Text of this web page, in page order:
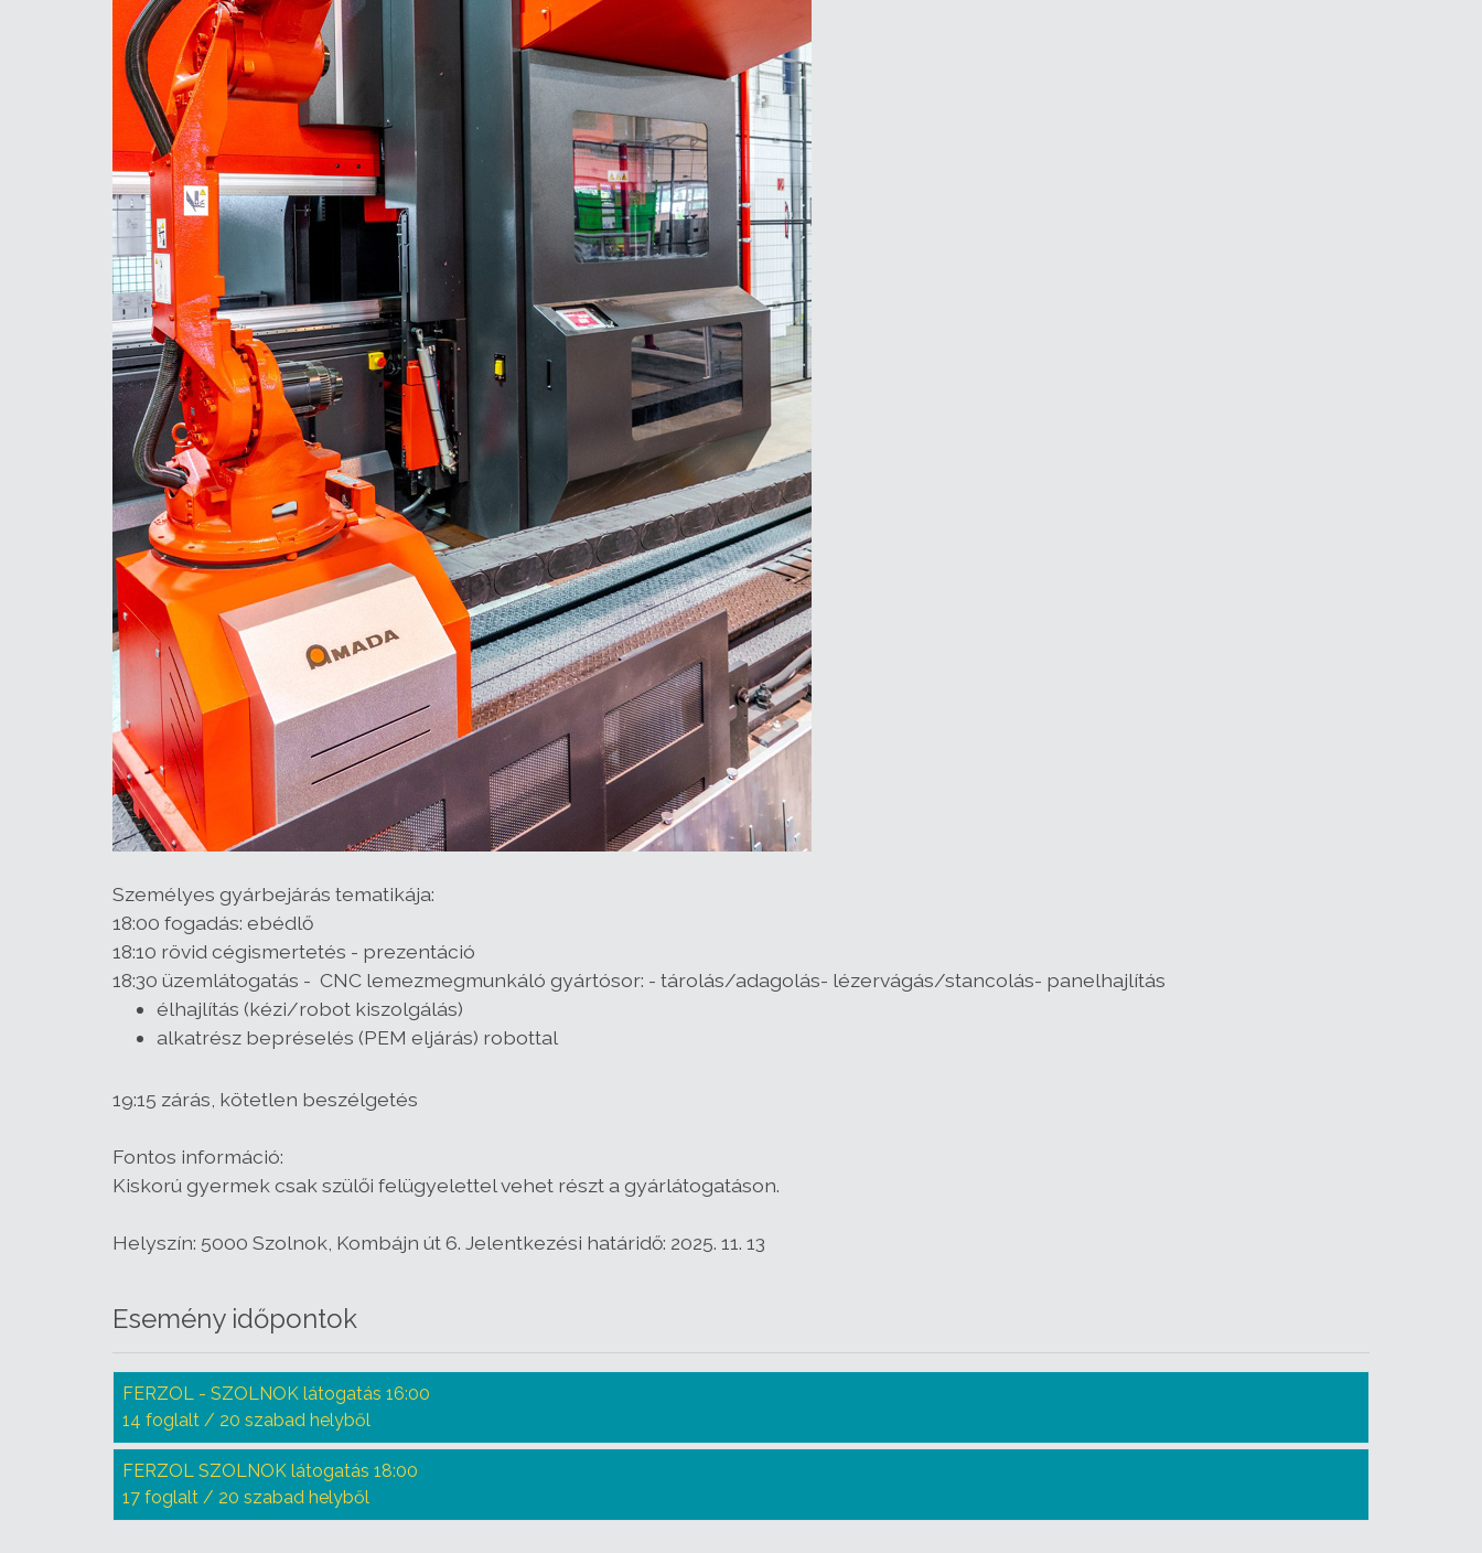
Személyes gyárbejárás tematikája:
18:00 fogadás: ebédlő
18:10 rövid cégismertetés - prezentáció
18:30 üzemlátogatás - CNC lemezmegmunkáló gyártósor: - tárolás/adagolás- lézervágás/stancolás- panelhajlítás
élhajlítás (kézi/robot kiszolgálás)
alkatrész bepréselés (PEM eljárás) robottal
19:15 zárás, kötetlen beszélgetés
Fontos információ:
Kiskorú gyermek csak szülői felügyelettel vehet részt a gyárlátogatáson.
Helyszín: 5000 Szolnok, Kombájn út 6. Jelentkezési határidő: 2025. 11. 13
Esemény időpontok
FERZOL - SZOLNOK látogatás 16:00
14 foglalt / 20 szabad helyből
FERZOL SZOLNOK látogatás 18:00
17 foglalt / 20 szabad helyből